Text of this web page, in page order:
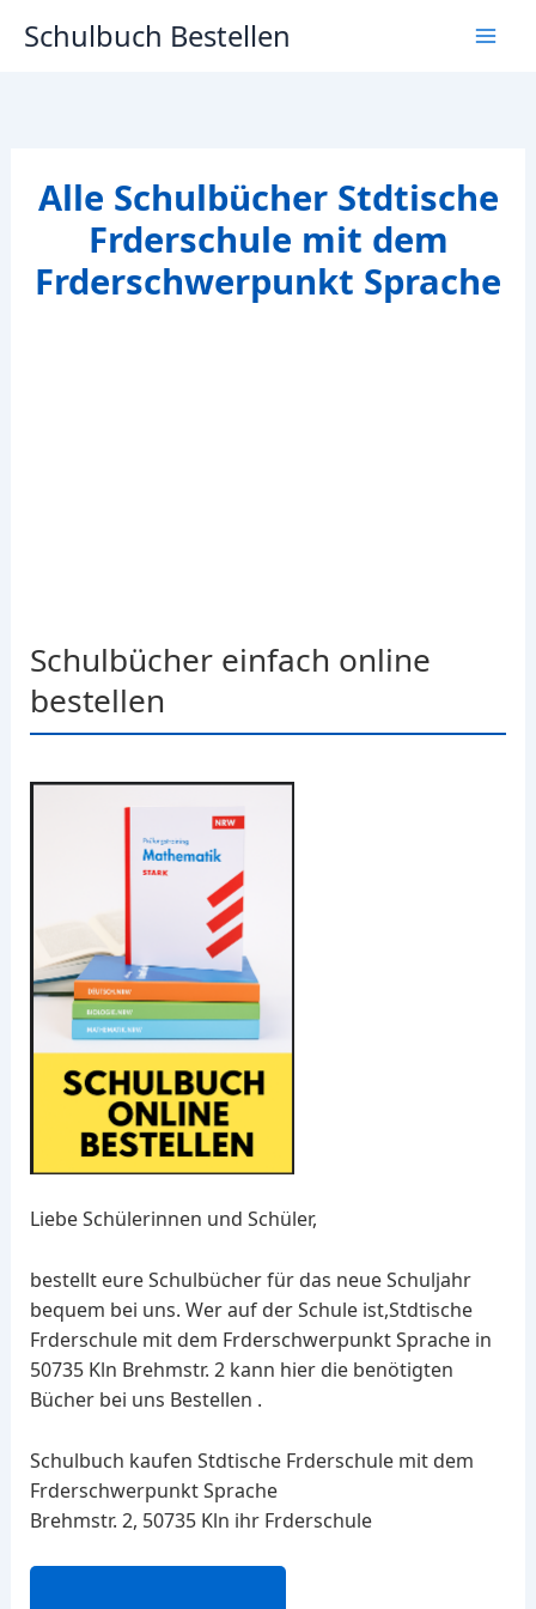
InhaltSchulbuch Bestellen
Alle Schulbücher Stdtische
Frderschule mit dem
Frderschwerpunkt Sprache
Schulbücher einfach online
bestellen
Liebe Schülerinnen und Schüler,
bestellt eure Schulbücher für das neue Schuljahr
bequem bei uns. Wer auf der Schule ist,Stdtische
Frderschule mit dem Frderschwerpunkt Sprache in
50735 Kln Brehmstr. 2 kann hier die benötigten
Bücher bei uns Bestellen .
Schulbuch kaufen Stdtische Frderschule mit dem
Frderschwerpunkt Sprache
Brehmstr. 2, 50735 Kln ihr Frderschule